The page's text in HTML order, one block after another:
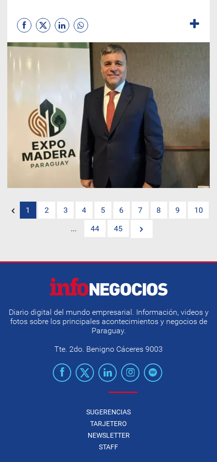
1 2 3 4 5 6 7 8 9 10
... 44 45
Diario digital del mundo empresarial. Información, videos y
fotos sobre los principales acontecimientos y negocios de
Paraguay.
Tte. 2do. Benigno Cáceres 9003
SUGERENCIAS
TARJETERO
NEWSLETTER
STAFF